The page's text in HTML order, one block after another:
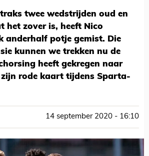
twee wedstrijden oud en
het zover is, heeft Nico
anderhalf potje gemist. Die
kunnen we trekken nu de
heeft gekregen naar
rode kaart tijdens Sparta-
14 september 2020 - 16:10